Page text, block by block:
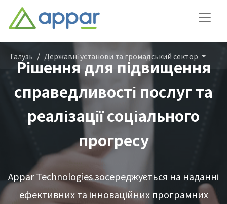
Галузь Державні установи та громадський сектор
Рішення для підвищення
справедливості послуг та
реалізації соціального
прогресу
Appar Technologies зосереджується на наданні
ефективних та інноваційних програмних